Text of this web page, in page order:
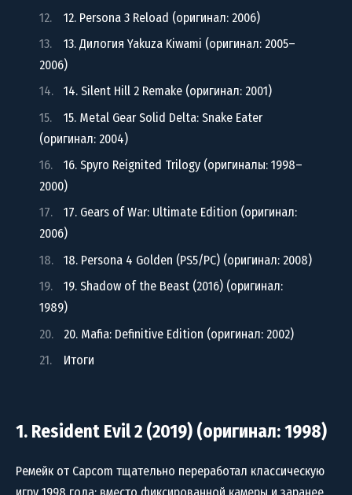
12. Persona 3 Reload (оригинал: 2006)
13. Дилогия Yakuza Kiwami (оригинал: 2005–
2006)
14. Silent Hill 2 Remake (оригинал: 2001)
15. Metal Gear Solid Delta: Snake Eater
(оригинал: 2004)
16. Spyro Reignited Trilogy (оригиналы: 1998–
2000)
17. Gears of War: Ultimate Edition (оригинал:
2006)
18. Persona 4 Golden (PS5/PC) (оригинал: 2008)
19. Shadow of the Beast (2016) (оригинал:
1989)
20. Mafia: Definitive Edition (оригинал: 2002)
Итоги
1. Resident Evil 2 (2019) (оригинал: 1998)
Ремейк от Capcom тщательно переработал классическую